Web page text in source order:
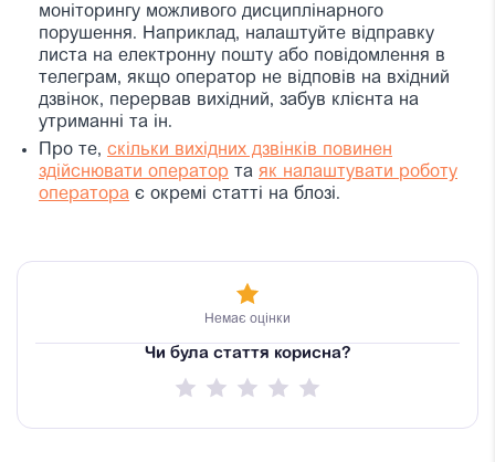
моніторингу можливого дисциплінарного
порушення. Наприклад, налаштуйте відправку
листа на електронну пошту або повідомлення в
телеграм, якщо оператор не відповів на вхідний
дзвінок, перервав вихідний, забув клієнта на
утриманні та ін.
Про те, скільки вихідних дзвінків повинен
здійснювати оператор та як налаштувати роботу
оператора є окремі статті на блозі.
Немає оцінки
Чи була стаття корисна?